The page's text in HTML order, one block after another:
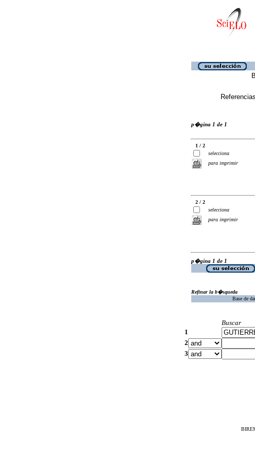
p�gina 1 de 1
1 / 2
selecciona
para imprimir
2 / 2
selecciona
para imprimir
p�gina 1 de 1
Refinar la b�squeda
Base de
Buscar
1
2
3